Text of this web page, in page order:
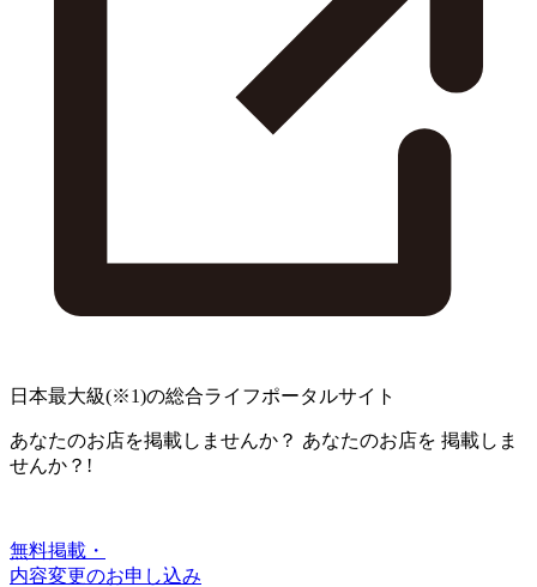
日本最大級(※1)の総合ライフポータルサイト
あなたのお店を掲載しませんか？ あなたのお店を 掲載しま
せんか？!
無料掲載・
内容変更のお申し込み